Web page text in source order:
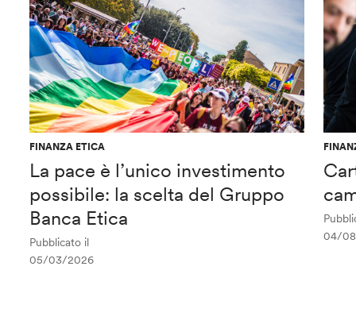
FINANZA ETICA
La pace è l’unico investimento
possibile: la scelta del Gruppo
Banca Etica
Pubblicato il
05/03/2026
04/